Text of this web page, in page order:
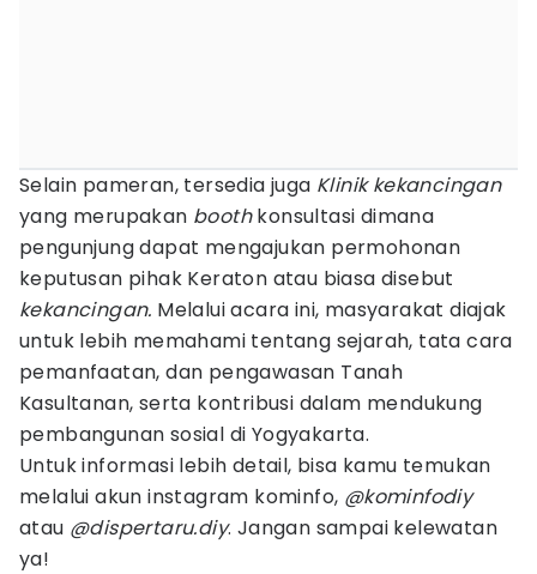
Selain pameran, tersedia juga Klinik kekancingan
yang merupakan boothkonsultasi dimana
pengunjung dapat mengajukan permohonan
keputusan pihak Keraton atau biasa disebut
kekancingan. Melalui acara ini, masyarakat diajak
untuk lebih memahami tentang sejarah, tata cara
pemanfaatan, dan pengawasan Tanah
Kasultanan, serta kontribusi dalam mendukung
pembangunan sosial di Yogyakarta.
Untuk informasi lebih detail, bisa kamu temukan
melalui akun instagram kominfo, @kominfodiy
atau @dispertaru.diy. Jangan sampai kelewatan
ya!